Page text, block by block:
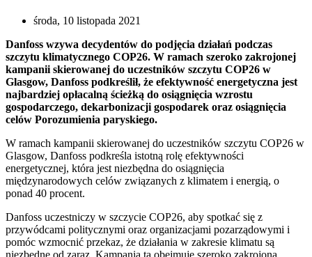
środa, 10 listopada 2021
Danfoss wzywa decydentów do podjęcia działań podczas
szczytu klimatycznego COP26. W ramach szeroko zakrojonej
kampanii skierowanej do uczestników szczytu COP26 w
Glasgow, Danfoss podkreślił, że efektywność energetyczna jest
najbardziej opłacalną ścieżką do osiągnięcia wzrostu
gospodarczego, dekarbonizacji gospodarek oraz osiągnięcia
celów Porozumienia paryskiego.
W ramach kampanii skierowanej do uczestników szczytu COP26 w
Glasgow, Danfoss podkreśla istotną rolę efektywności
energetycznej, która jest niezbędna do osiągnięcia
międzynarodowych celów związanych z klimatem i energią, o
ponad 40 procent.
Danfoss uczestniczy w szczycie COP26, aby spotkać się z
przywódcami politycznymi oraz organizacjami pozarządowymi i
pomóc wzmocnić przekaz, że działania w zakresie klimatu są
niezbędne od zaraz. Kampania ta obejmuje szeroko zakrojoną